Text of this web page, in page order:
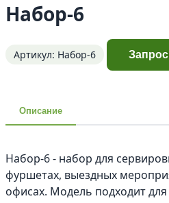
Набор-6
Артикул: Набор-6
Описание
Набор-6 - набор для
фуршетах, выездных
офисах. Модель подходит